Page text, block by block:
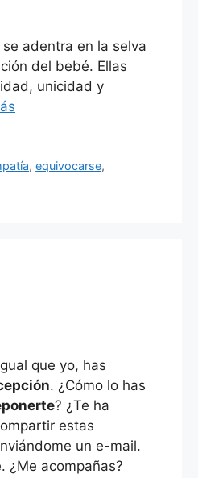
adentra en la selva
del bebé. Ellas
unicidad y
,equivocarse,
que yo, has
. ¿Cómo lo has
? ¿Te ha
estas
un e-mail.
¿Me acompañas?